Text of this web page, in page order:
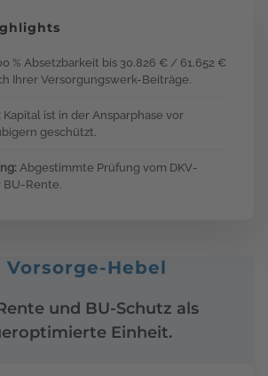
% Absetzbarkeit bis 30.826 € / 61.652 €
Ihrer Versorgungswerk-Beiträge.
Kapital ist in der Ansparphase vor
geschützt.
Abgestimmte Prüfung vom DKV-
Rente.
Vorsorge-Hebel
und BU-Schutz als
Einheit.